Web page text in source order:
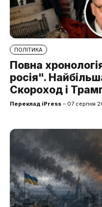
ПОЛІТИКА
Повна
росія".
Скороход і
Переклад iPress – 07 серпня